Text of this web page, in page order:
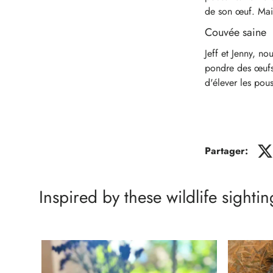
de son œuf.
Couvée saine
Jeff et Jenny,
pondre des
d'élever les
Partager:
Inspired by these wildlife